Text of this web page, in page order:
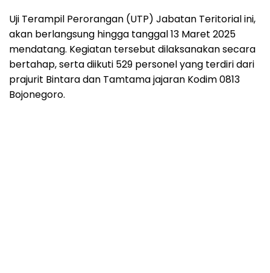
Uji Terampil Perorangan (UTP) Jabatan Teritorial ini,
akan berlangsung hingga tanggal 13 Maret 2025
mendatang. Kegiatan tersebut dilaksanakan secara
bertahap, serta diikuti 529 personel yang terdiri dari
prajurit Bintara dan Tamtama jajaran Kodim 0813
Bojonegoro.